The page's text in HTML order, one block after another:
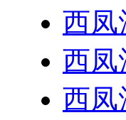
西凤
西凤
西凤